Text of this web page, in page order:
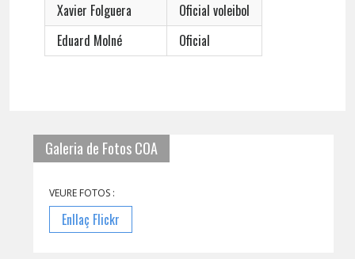
Xavier Folguera
Oficial voleibol
Eduard Molné
Oficial
Galeria de Fotos COA
VEURE FOTOS :
Enllaç Flickr